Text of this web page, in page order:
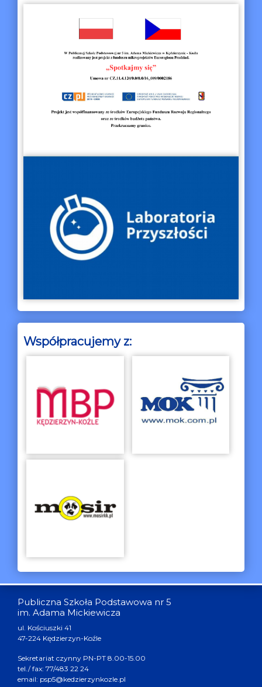
Współpracujemy z:
Publiczna Szkoła Podstawowa nr 5
im. Adama Mickiewicza
ul. Kościuszki 41
47-224 Kędzierzyn-Koźle
Sekretariat czynny PN-PT 8.00-15.00
tel./ fax: 77/483 22 24
email: psp5@kedzierzynkozle.pl